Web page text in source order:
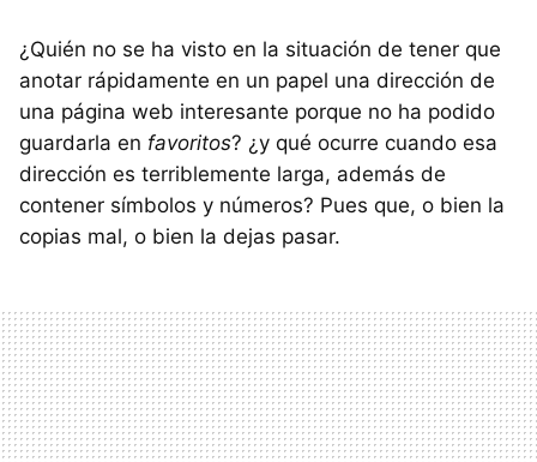
¿Quién no se ha visto en la situación de tener que
anotar rápidamente en un papel una dirección de
una página web interesante porque no ha podido
guardarla en favoritos? ¿y qué ocurre cuando esa
dirección es terriblemente larga, además de
contener símbolos y números? Pues que, o bien la
copias mal, o bien la dejas pasar.